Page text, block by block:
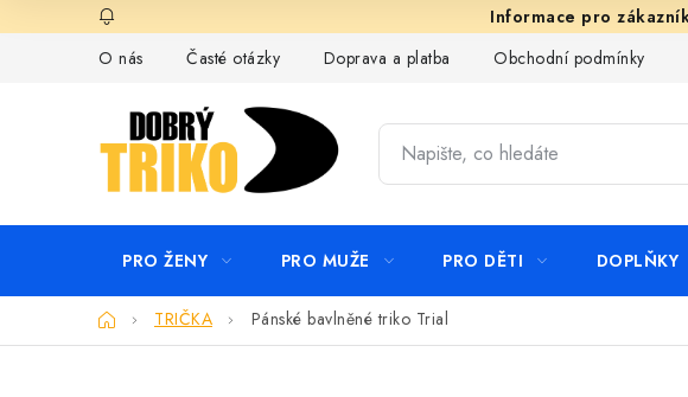
na
O nás
Časté otázky Doprava a platba Obchodní podmínky
PRO ŽENY PRO MUŽE PRO DĚTI DOPLŇKY
DomůTRIČKA Pánské bavlněné triko Trial